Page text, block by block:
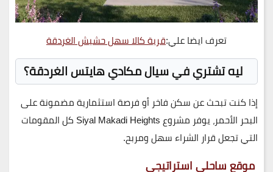
تعرف ايضا علي:قرية كالا سهل حشيش الغردقة
ليه تشتري في سيال مكادي هايتس الغردقة؟
إذا كنت تبحث عنسكن فاخر أو فرصة استثمارية مضمونةعلى
البحر الأحمر، يوفر مشروعSiyal Makadi Heights كل المقومات
التي تجعل قرار الشراء سهل ومربح.
موقع ساحلي استراتيجي